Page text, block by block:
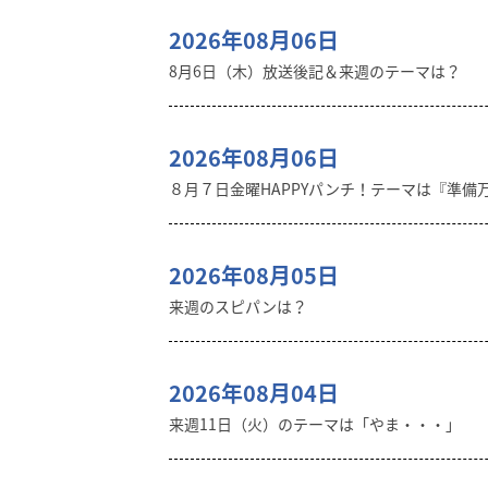
2026年08月06日
8月6日（木）放送後記＆来週のテーマは？
2026年08月06日
８月７日金曜HAPPYパンチ！テーマは『準備
2026年08月05日
来週のスピパンは？
2026年08月04日
来週11日（火）のテーマは「やま・・・」